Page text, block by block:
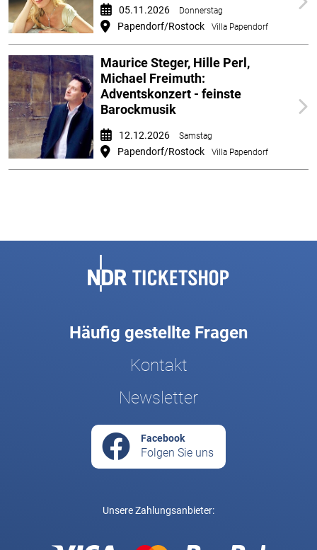
05.11.2026 Donnerstag
Papendorf/Rostock Villa Papendorf
Maurice Steger, Hille Perl,
Michael Freimuth:
Adventskonzert - feinste
Barockmusik
12.12.2026 Samstag
Papendorf/Rostock Villa Papendorf
Häufig gestellte Fragen
Kontakt
Newsletter
Facebook
Folgen Sie uns
Unsere Zahlungsanbieter: